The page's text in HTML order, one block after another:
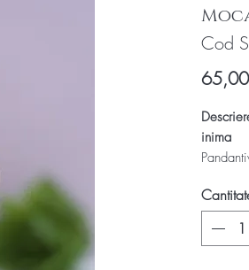
Cod
inima